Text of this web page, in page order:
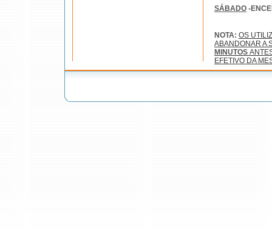
SÁBADO -
NOTA: OS
ABANDONAR A
MINUTOS
EFETIVO DA